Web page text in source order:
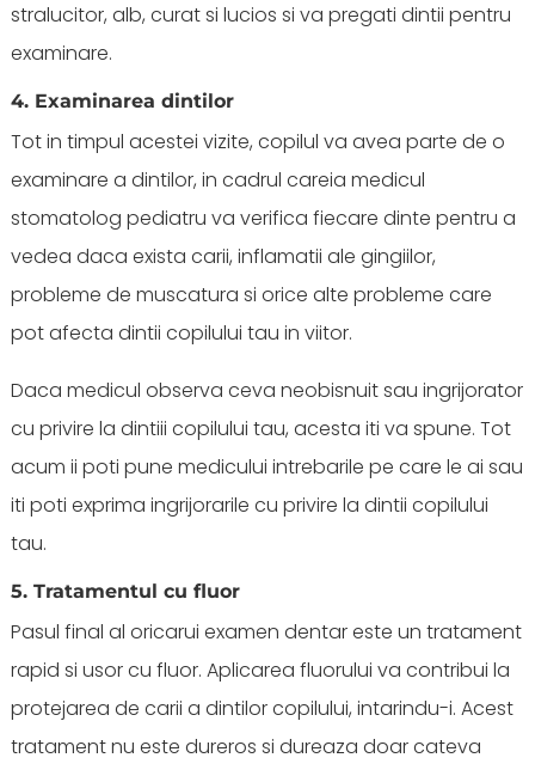
stralucitor, alb, curat si lucios si va pregati dintii pentru
examinare.
4. Examinarea dintilor
Tot in timpul acestei vizite, copilul va avea parte de o
examinare a dintilor, in cadrul careia medicul
stomatolog pediatru va verifica fiecare dinte pentru a
vedea daca exista carii, inflamatii ale gingiilor,
probleme de muscatura si orice alte probleme care
pot afecta dintii copilului tau in viitor.
Daca medicul observa ceva neobisnuit sau ingrijorator
cu privire la dintiii copilului tau, acesta iti va spune. Tot
acum ii poti pune medicului intrebarile pe care le ai sau
iti poti exprima ingrijorarile cu privire la dintii copilului
tau.
5. Tratamentul cu fluor
Pasul final al oricarui examen dentar este un tratament
rapid si usor cu fluor. Aplicarea fluorului va contribui la
protejarea de carii a dintilor copilului, intarindu-i. Acest
tratament nu este dureros si dureaza doar cateva